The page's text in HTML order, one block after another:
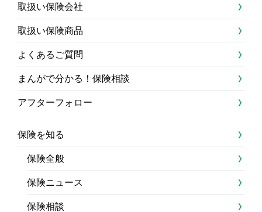
取扱い保険会社
取扱い保険商品
よくあるご質問
まんがで分かる！保険相談
アフターフォロー
保険を知る
保険全般
保険ニュース
保険相談